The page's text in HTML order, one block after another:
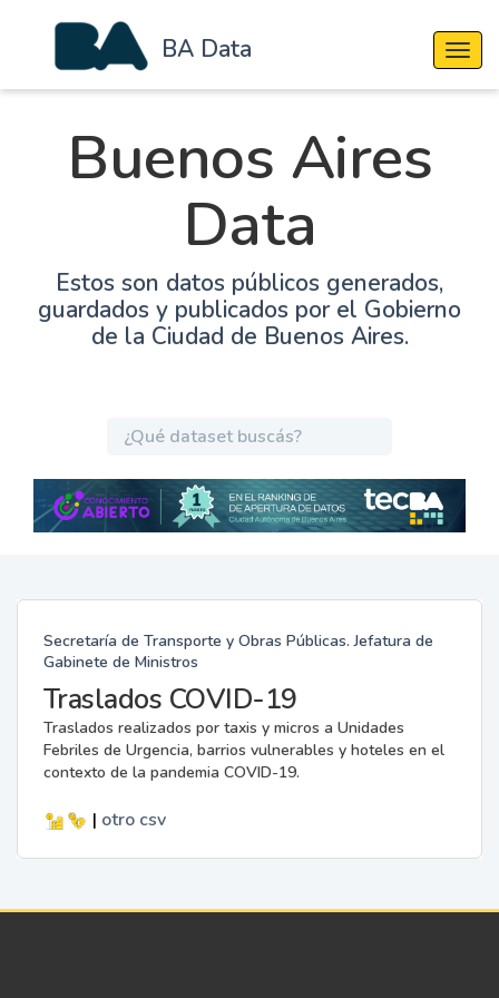
BA Data
Buenos Aires
Data
Estos son datos públicos generados,
guardados y publicados por el Gobierno
de la Ciudad de Buenos Aires.
Secretaría de Transporte y Obras Públicas. Jefatura de
Gabinete de Ministros
Traslados COVID-19
Traslados realizados por taxis y micros a Unidades
Febriles de Urgencia, barrios vulnerables y hoteles en el
contexto de la pandemia COVID-19.
| otro csv